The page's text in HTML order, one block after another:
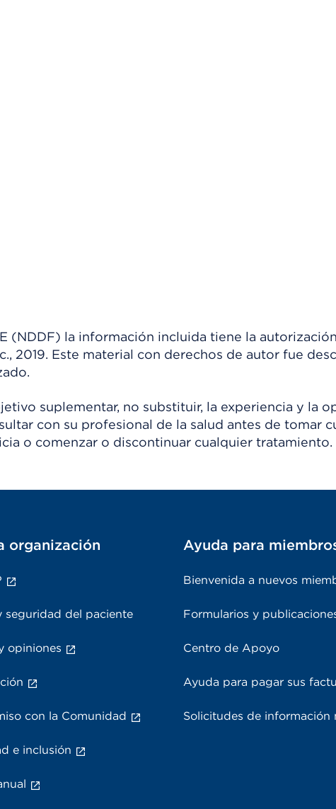
(NDDF) la información incluida tiene la
2019. Este material con derechos de autor fue
suplementar, no substituir, la experiencia y la
con su profesional de la salud antes de tomar
o comenzar o discontinuar cualquier tratamiento.
organización
seguridad del paciente
opiniones
con la Comunidad
e inclusión
Ayuda para
Bienvenida a nuevos
Formularios y
Centro de Apoyo
Ayuda para pagar sus
Solicitudes de información